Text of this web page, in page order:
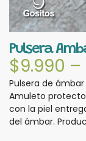
Pulsera
$9.990 –
Pulsera de
Amuleto
con la piel
del ámbar.